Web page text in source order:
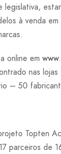
à venda
online em
nas
– 50
Topten
parceiros de